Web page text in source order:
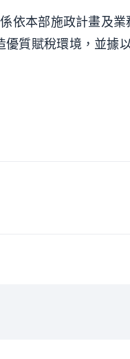
依本部施政計畫及
質賦稅環境，並據